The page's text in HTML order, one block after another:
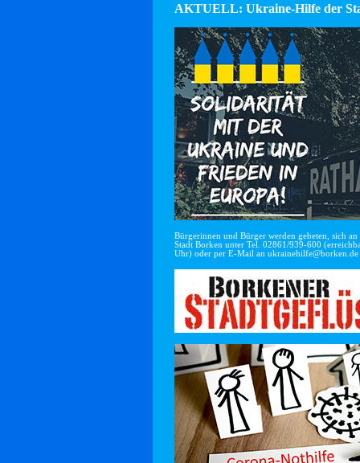
AKTUELL: Ukraine-Hilfe der
Bürgerinnen und Bürger werden gebeten, sich
Stadt Borken unter Tel. 02861/939-600
Uhr) oder per E-Mail an ukrainehilfe@borken.de